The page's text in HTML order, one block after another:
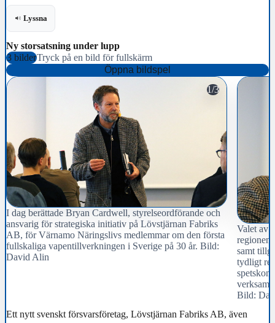
Lyssna
Ny storsatsning under lupp
3 bilderTryck på en bild för fullskärm
Öppna bildspel
1/3
I dag berättade Bryan Cardwell, styrelseordförande och
ansvarig för strategiska initiativ på Lövstjärnan Fabriks
AB, för Värnamo Näringslivs medlemmar om den första
fullskaliga vapentillverkningen i Sverige på 30 år. Bild:
David Alin
Valet av
samt
tydligt
Bild:
Ett nytt svenskt försvarsföretag, Lövstjärnan Fabriks AB, även